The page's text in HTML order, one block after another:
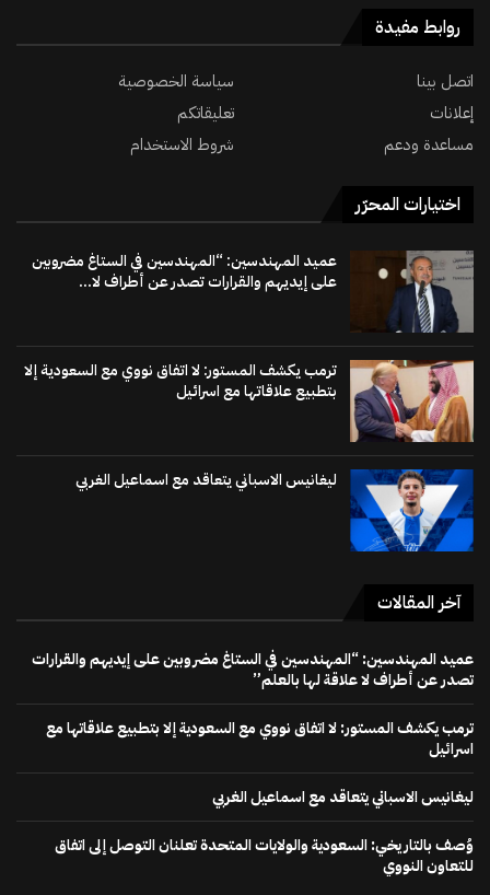
روابط مفيدة
اتصل بينا
سياسة الخصوصية
إعلانات
تعليقاتكم
مساعدة ودعم
شروط الاستخدام
اختيارات المحرّر
عميد المهندسين: “المهندسين في الستاغ مضروبين
على إيديهم والقرارات تصدر عن أطراف لا...
ترمب يكشف المستور: لا اتفاق نووي مع السعودية إلا
بتطبيع علاقاتها مع اسرائيل
ليغانيس الاسباني يتعاقد مع اسماعيل الغربي
آخر المقالات
عميد المهندسين: “المهندسين في الستاغ مضروبين على إيديهم والقرارات
تصدر عن أطراف لا علاقة لها بالعلم”
ترمب يكشف المستور: لا اتفاق نووي مع السعودية إلا بتطبيع علاقاتها مع
اسرائيل
ليغانيس الاسباني يتعاقد مع اسماعيل الغربي
وُصف بالتاريخي: السعودية والولايات المتحدة تعلنان التوصل إلى اتفاق
للتعاون النووي